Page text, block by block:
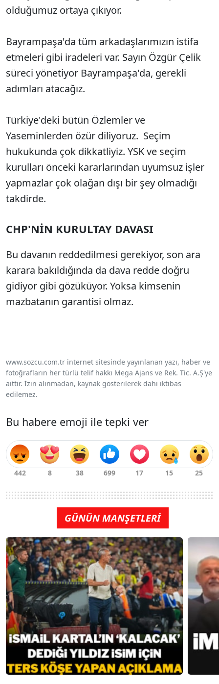
olduğumuz ortaya çıkıyor.
Bayrampaşa'da tüm arkadaşlarımızın istifa
etmeleri gibi iradeleri var. Sayın Özgür Çelik
süreci yönetiyor Bayrampaşa'da, gerekli
adımları atacağız.
Türkiye'deki bütün Özlemler ve
Yaseminlerden özür diliyoruz. Seçim
hukukunda çok dikkatliyiz. YSK ve seçim
kurulları önceki kararlarından uyumsuz işler
yapmazlar çok olağan dışı bir şey olmadığı
takdirde.
CHP'NİN KURULTAY DAVASI
Bu davanın reddedilmesi gerekiyor, son ara
karara bakıldığında da dava redde doğru
gidiyor gibi gözüküyor. Yoksa kimsenin
mazbatanın garantisi olmaz.
www.sozcu.com.tr internet sitesinde yayınlanan yazı, haber ve
fotoğrafların her türlü telif hakkı Mega Ajans ve Rek. Tic. A.Ş'ye
aittir. İzin alınmadan, kaynak gösterilerek dahi iktibas
edilemez.
Bu habere emoji ile tepki ver
GÜNÜN MANŞETLERİ